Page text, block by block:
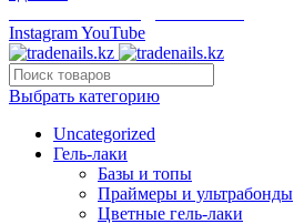
InstagramYouTube
Выбрать категорию
Uncategorized
Гель-лаки
Базы и топы
Праймеры и ультрабонды
Цветные гель-лаки